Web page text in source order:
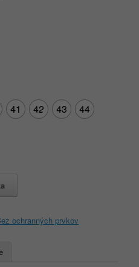
41 42 43
44
ochranných prvkov